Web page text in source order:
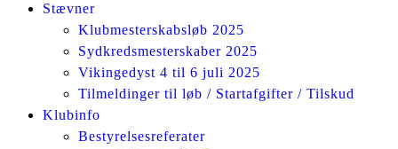
Stævner
Klubmesterskabsløb 2025
Sydkredsmesterskaber 2025
Vikingedyst 4 til 6 juli 2025
Tilmeldinger til løb / Startafgifter / Tilskud
Klubinfo
Bestyrelsesreferater